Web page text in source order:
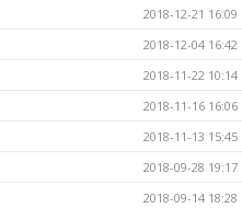
2018-12-21 16:09
2018-12-04 16:42
2018-11-22 10:14
2018-11-16 16:06
2018-11-13 15:45
2018-09-28 19:17
2018-09-14 18:28